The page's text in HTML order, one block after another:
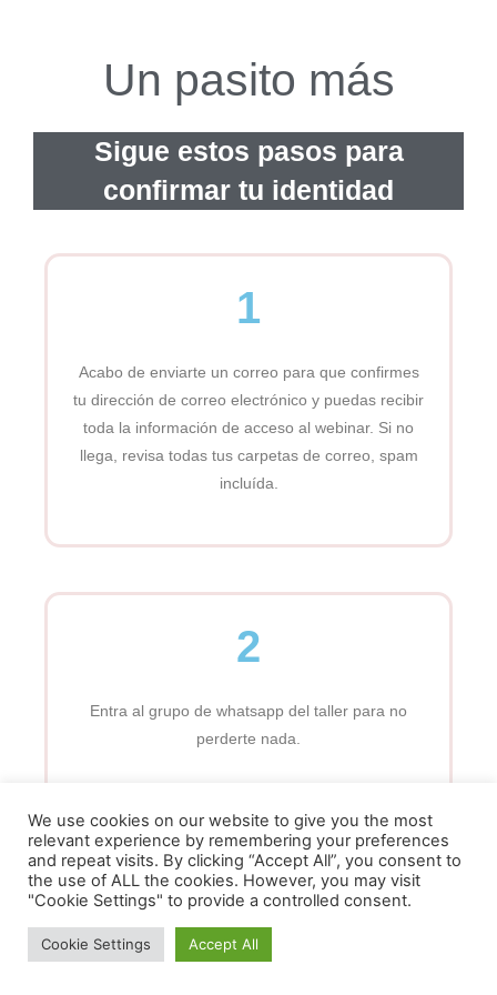
Un pasito más
Sigue estos pasos para
confirmar tu identidad
1
Acabo de enviarte un correo para que confirmes
tu dirección de correo electrónico y puedas recibir
toda la información de acceso al webinar. Si no
llega, revisa todas tus carpetas de correo, spam
incluída.
2
Entra al grupo de whatsapp del taller para no
perderte nada.
Haz clic aquí
We use cookies on our website to give you the most
relevant experience by remembering your preferences
and repeat visits. By clicking “Accept All”, you consent to
the use of ALL the cookies. However, you may visit
"Cookie Settings" to provide a controlled consent.
Cookie Settings Accept All
Utilizamos cookies para ofrecerte la mejor experiencia en
nuestra web.
Puedes aprender más sobre qué cookies utilizamos o
Aceptar Rechazar Ajustes